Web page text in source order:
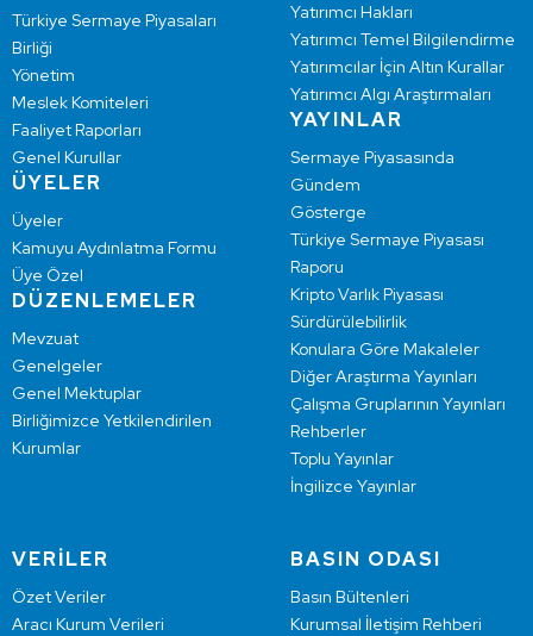
Türkiye Sermaye Piyasaları
Birliği
Yönetim
Meslek Komiteleri
Faaliyet Raporları
Genel Kurullar
ÜYELER
Üyeler
Kamuyu Aydınlatma Formu
Üye Özel
DÜZENLEMELER
Mevzuat
Genelgeler
Genel Mektuplar
Birliğimizce Yetkilendirilen
Kurumlar
Yatırımcı Hakları
Yatırımcı Temel Bilgilendirme
Yatırımcılar İçin Altın Kurallar
Yatırımcı Algı Araştırmaları
YAYINLAR
Sermaye Piyasasında
Gündem
Gösterge
Türkiye Sermaye Piyasası
Raporu
Kripto Varlık Piyasası
Sürdürülebilirlik
Konulara Göre Makaleler
Diğer Araştırma Yayınları
Çalışma Gruplarının Yayınları
Rehberler
Toplu Yayınlar
İngilizce Yayınlar
VERİLER
Özet Veriler
Aracı Kurum Verileri
BASIN ODASI
Basın Bültenleri
Kurumsal İletişim Rehberi